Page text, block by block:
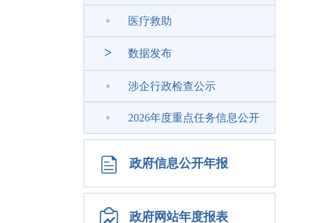
医疗救助
> 数据发布
涉企行政检查公示
2026年度重点任务信息公开
政府信息公开年报
政府网站年度报表